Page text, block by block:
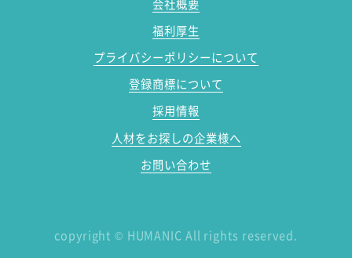
会社概要
福利厚生
プライバシーポリシーについて
登録商標について
採用情報
人材をお探しの企業様へ
お問い合わせ
copyright © HUMANIC All rights reserved.